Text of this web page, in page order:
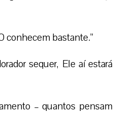
conhecem bastante.”
sequer, Ele aí estará
– quantos pensam